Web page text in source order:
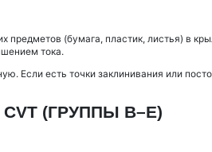
(бумага, пластик, листья) в
тока.
Если есть точки заклинивания или
(ГРУППЫ B–E)